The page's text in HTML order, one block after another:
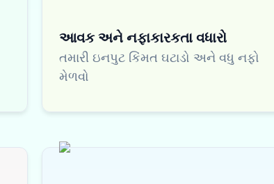
આવક અને નફાકારકતા વધારો
તમારી ઇનપુટ કિંમત ઘટાડો અને વધુ નફો
મેળવો